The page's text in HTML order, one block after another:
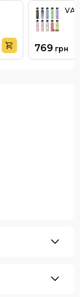
769 грн